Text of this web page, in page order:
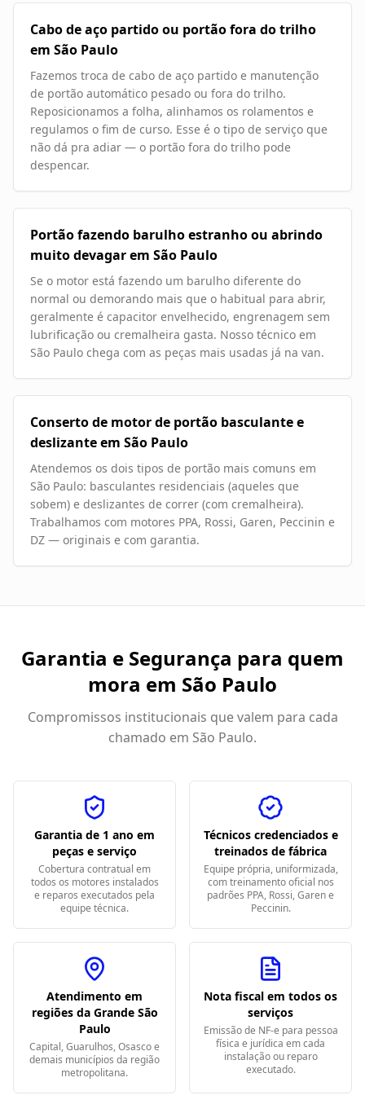
Cabo de aço partido ou portão fora do trilho
em São Paulo
Fazemos troca de cabo de aço partido e manutenção
de portão automático pesado ou fora do trilho.
Reposicionamos a folha, alinhamos os rolamentos e
regulamos o fim de curso. Esse é o tipo de serviço que
não dá pra adiar — o portão fora do trilho pode
despencar.
Portão fazendo barulho estranho ou abrindo
muito devagar em São Paulo
Se o motor está fazendo um barulho diferente do
normal ou demorando mais que o habitual para abrir,
geralmente é capacitor envelhecido, engrenagem sem
lubrificação ou cremalheira gasta. Nosso técnico em
São Paulo chega com as peças mais usadas já na van.
Conserto de motor de portão basculante e
deslizante em São Paulo
Atendemos os dois tipos de portão mais comuns em
São Paulo: basculantes residenciais (aqueles que
sobem) e deslizantes de correr (com cremalheira).
Trabalhamos com motores PPA, Rossi, Garen, Peccinin e
DZ — originais e com garantia.
Garantia e Segurança para quem
mora em São Paulo
Compromissos institucionais que valem para cada
chamado em São Paulo.
Garantia de 1 ano em
peças e serviço
Cobertura contratual em
todos os motores instalados
e reparos executados pela
equipe técnica.
Técnicos credenciados e
treinados de fábrica
Equipe própria, uniformizada,
com treinamento oficial nos
padrões PPA, Rossi, Garen e
Peccinin.
Atendimento em
regiões da Grande São
Paulo
Capital, Guarulhos, Osasco e
demais municípios da região
metropolitana.
Nota fiscal em todos os
serviços
Emissão de NF-e para pessoa
física e jurídica em cada
instalação ou reparo
executado.